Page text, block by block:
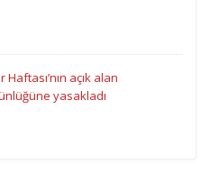
açık alan
yasakladı